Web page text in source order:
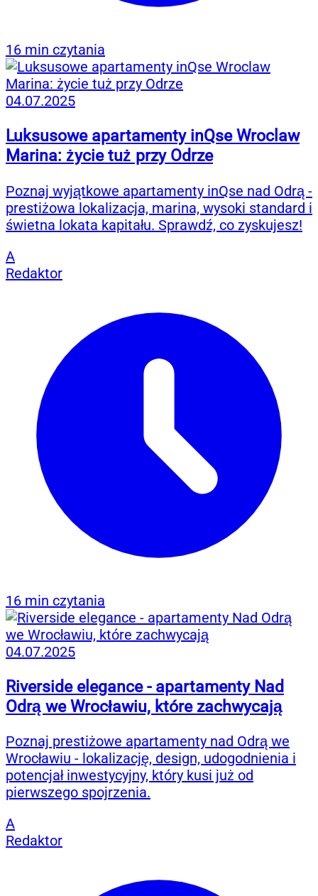
16 min czytania
04.07.2025
Luksusowe apartamenty inQse Wroclaw
Marina: życie tuż przy Odrze
Poznaj wyjątkowe apartamenty inQse nad Odrą -
prestiżowa lokalizacja, marina, wysoki standard i
świetna lokata kapitału. Sprawdź, co zyskujesz!
A
Redaktor
16 min czytania
04.07.2025
Riverside elegance - apartamenty Nad
Odrą we Wrocławiu, które zachwycają
Poznaj prestiżowe apartamenty nad Odrą we
Wrocławiu - lokalizację, design, udogodnienia i
potencjał inwestycyjny, który kusi już od
pierwszego spojrzenia.
A
Redaktor